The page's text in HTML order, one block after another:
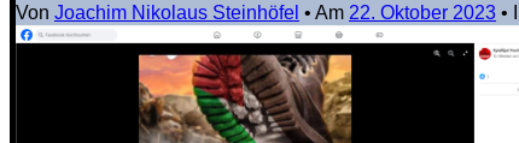
Von Joachim Nikolaus Steinhöfel • Am 22. Oktober 2023 •